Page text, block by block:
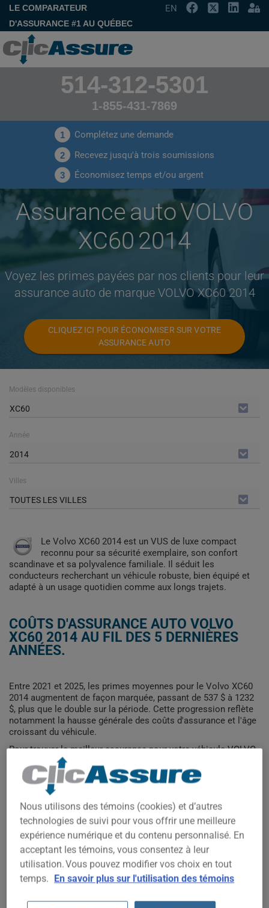
LE COMPARATEUR
D'ASSURANCE #1 AU QUÉBEC
EN
514-312-5301
1-855-431-7869
1 Complétez une demande
2 Recevez jusqu'à trois soumissions
3 Économisez temps et/ou argent
Assurance auto VOLVO
XC60 2014
Voyez les primes payées par nos clients pour leur
assurance auto de marque VOLVO XC60 2014
CLIQUEZ ICI POUR ÉCONOMISER SUR VOTRE
ASSURANCE AUTO
Modèles disponibles
XC60
Année
2014
Villes
TOUTES LES VILLES
Le Volvo XC60 2014 est un VUS de luxe compact
reconnu pour sa sécurité exemplaire, son confort
scandinave et sa polyvalence familiale. Il séduit les
conducteurs recherchant un véhicule robuste, bien équipé et
adapté à un usage quotidien comme aux longs trajets.
COÛTS D'ASSURANCE AUTO VOLVO
XC60 2014 AU FIL DES 5 DERNIÈRES
ANNÉES.
Entre 2021 et 2025, les primes moyennes pour le Volvo XC60
2014 augmentent de façon marquée, passant de 537 $ à 1232
$, plus que le double sur la période. Cette progression reflète
notamment la hausse générale des coûts d'assurance et l'âge
croissant du véhicule.
Pour trouver la meilleur assurance pour votre véhicule VOLVO
XC60 2014, il est plus important que jamais de comparer les
options disponibles.
1 000$
1 200$
Nous utilisons des témoins (cookies) et d’autres
technologies de suivi pour vous offrir une meilleure
expérience numérique et du contenu personnalisé. En
acceptant les témoins, vous consentez à leur
utilisation. Vous pouvez modifier vos choix en tout
temps. En savoir plus sur l'utilisation des témoins